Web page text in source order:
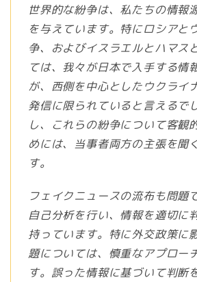
世界的な紛争は、私たちの情報
を与えています。特にロシアと
争、およびイスラエルとハマス
ては、我々が日本で入手する情
が、西側を中心としたウクライ
発信に限られていると言えるで
し、これらの紛争について客観
めには、当事者両方の主張を聞
す。
フェイクニュースの流布も問題
自己分析を行い、情報を適切に
持っています。特に外交政策に
題については、慎重なアプロー
す。誤った情報に基づいて判断